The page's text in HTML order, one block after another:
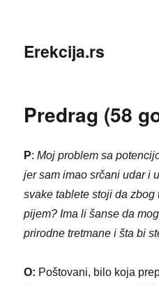
Erekcija.rs
Predrag (58
P:Moj problem sa
jer sam imao srčani udar i
svake tablete stoji da zbog
pijem? Ima li šanse da
prirodne tretmane i šta bi
O: Poštovani, bilo koja